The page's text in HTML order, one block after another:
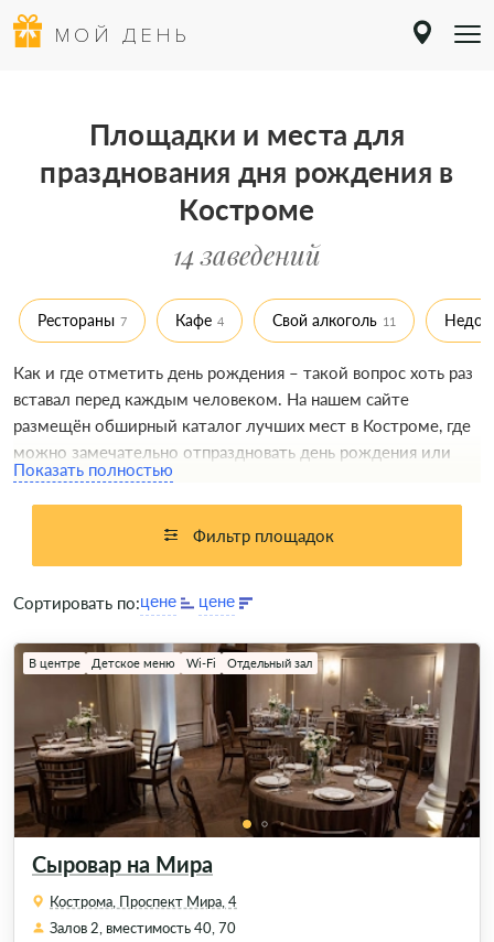
МОЙ ДЕНЬ
Площадки и места для
празднования дня рождения в
Костроме
14 заведений
Рестораны 7 Кафе 4 Свой алкоголь 11
Как и где отметить день рождения – такой вопрос хоть раз
вставал перед каждым человеком. На нашем сайте
размещён обширный каталог лучших мест в Костроме, где
можно замечательно отпраздновать день рождения или
юбилей для взрослого. Выбрать подходящую площадку
можно легко и быстро, ведь каталог содержит все
необходимые сведения и очень удобно отформатирован: к
дополнительные услуги. Вся информация доступна к
понравившееся помещение для празднования дня рождения.
Показать полностью
Фильтр площадок
Сортировать по:
Сыровар на Мира
В центре Детское меню Wi-Fi Отдельный зал
Кострома, ​Проспект Мира, 4
Залов 2, вместимость 40, 70